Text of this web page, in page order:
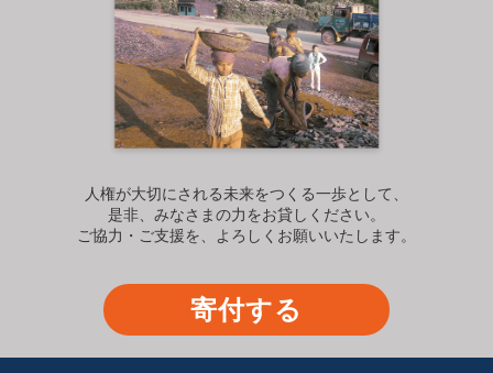
人権が大切にされる未来をつくる一歩として、
是非、みなさまの力をお貸しください。
ご協力・ご支援を、よろしくお願いいたします。
寄付する